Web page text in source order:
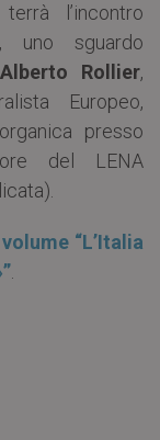
l’incontro
, uno sguardo
Rollier,
Europeo,
presso
del LENA
volume “L’Italia
.